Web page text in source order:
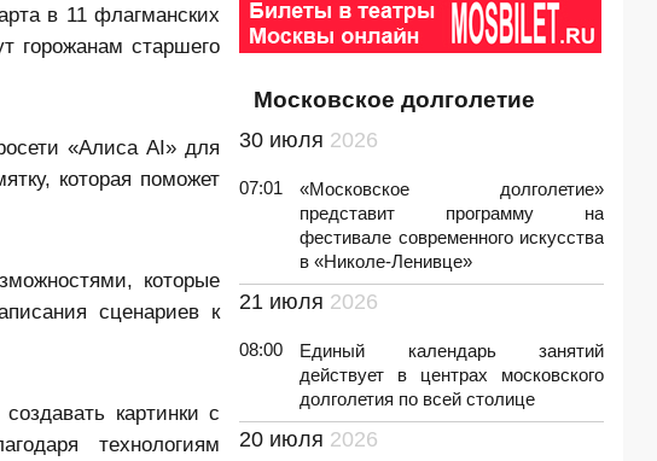
в 11 флагманских
горожанам старшего
«Алиса AI» для
которая поможет
которые
сценариев к
картинки с
технологиям
Московское долголетие
30 июля 2026
07:01
«Московское долголетие»
представит программу на
фестивале современного искусства
в «Николе-Ленивце»
21 июля 2026
08:00
Единый календарь занятий
действует в центрах московского
долголетия по всей столице
20 июля 2026